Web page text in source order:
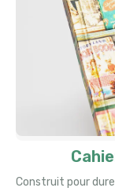
Construit pour